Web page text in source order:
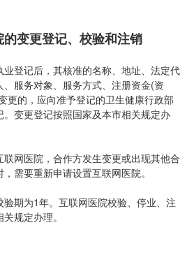
变更登记、校验和注销
业登记后，其核准的名称、地址、法定代
服务对象、服务方式、注册资金(资
更的，应向准予登记的卫生健康行政部
。变更登记按照国家及本市相关规定办
联网医院，合作方发生变更或出现其他合
需要重新申请设置互联网医院。
验期为1年。互联网医院校验、停业、注
规定办理。